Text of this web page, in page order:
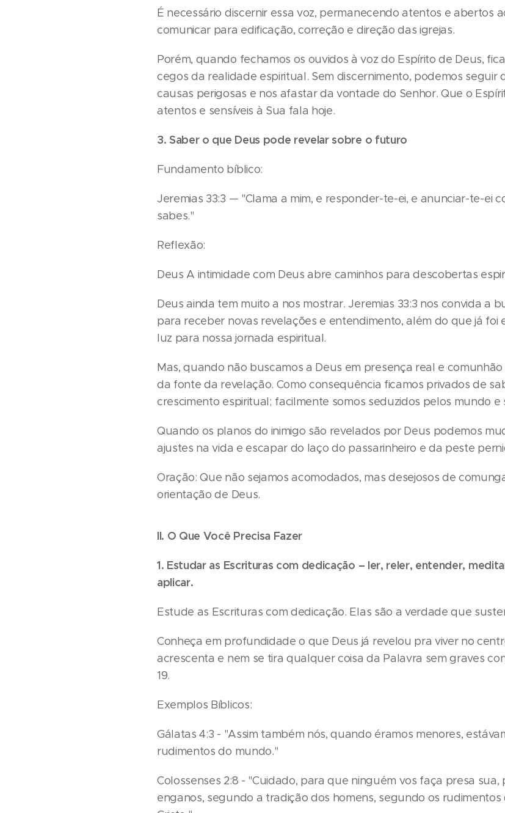
É necessário discernir essa voz, permanecendo atentos e abertos
comunicar para edificação, correção e direção das igrejas.
Porém, quando fechamos os ouvidos à voz do Espírito de Deus,
cegos da realidade espiritual. Sem discernimento, podemos seguir
causas perigosas e nos afastar da vontade do Senhor. Que o
atentos e sensíveis à Sua fala hoje.
3. Saber o que Deus pode revelar sobre o futuro
Fundamento bíblico:
Jeremias 33:3 — "Clama a mim, e responder-te-ei, e anunciar-te-ei
sabes."
Reflexão:
Deus A intimidade com Deus abre caminhos para descobertas
Deus ainda tem muito a nos mostrar. Jeremias 33:3 nos convida a
para receber novas revelações e entendimento, além do que já foi
luz para nossa jornada espiritual.
Mas, quando não buscamos a Deus em presença real e
da fonte da revelação. Como consequência ficamos privados de
crescimento espiritual; facilmente somos seduzidos pelos mundo e
Quando os planos do inimigo são revelados por Deus podemos
ajustes na vida e escapar do laço do passarinheiro e da peste
Oração: Que não sejamos acomodados, mas desejosos de
orientação de Deus.
II. O Que Você Precisa Fazer
1. Estudar as Escrituras com dedicação – ler, reler, entender,
aplicar.
Estude as Escrituras com dedicação. Elas são a verdade que
Conheça em profundidade o que Deus já revelou pra viver no
acrescenta e nem se tira qualquer coisa da Palavra sem graves
19.
Exemplos Bíblicos:
Gálatas 4:3 - "Assim também nós, quando éramos menores,
rudimentos do mundo."
Colossenses 2:8 - "Cuidado, para que ninguém vos faça presa sua,
enganos, segundo a tradição dos homens, segundo os